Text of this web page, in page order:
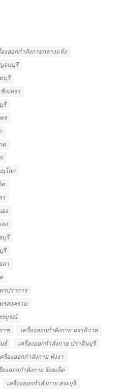
องออกกำลังกายกลางแจ้ง
จนบุรี
บุรี
งเทรา
รี
ร
ด
โลก
ต
า
ง
ง
บุรี
รี
ลา
รปราการ
รสงคราม
รบูรณ์
าช
เครื่องออกกำลังกาย นราธิวาส
ธ์
เครื่องออกกำลังกาย ปราจีนบุรี
ครื่องออกกำลังกาย พังงา
องออกกำลังกาย ร้อยเอ็ด
เครื่องออกกำลังกาย สระบุรี